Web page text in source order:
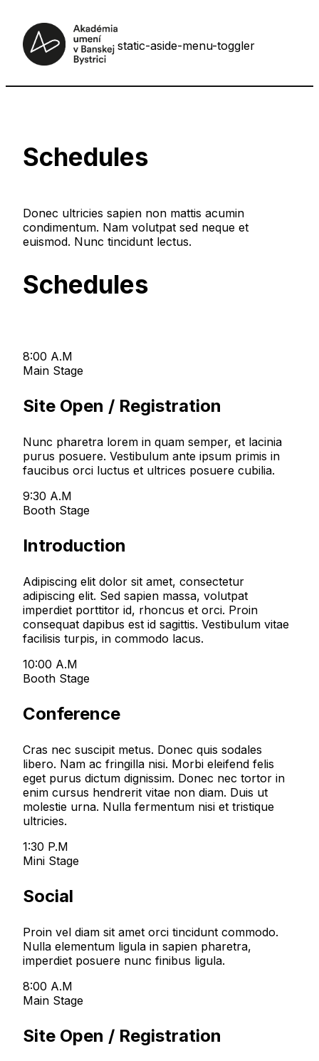
static-aside-menu-toggler
Schedules
Donec ultricies sapien non mattis acumin
condimentum. Nam volutpat sed neque et
euismod. Nunc tincidunt lectus.
Schedules
8:00 A.M
Main Stage
Site Open / Registration
Nunc pharetra lorem in quam semper, et lacinia
purus posuere. Vestibulum ante ipsum primis in
faucibus orci luctus et ultrices posuere cubilia.
9:30 A.M
Booth Stage
Introduction
Adipiscing elit dolor sit amet, consectetur
adipiscing elit. Sed sapien massa, volutpat
imperdiet porttitor id, rhoncus et orci. Proin
consequat dapibus est id sagittis. Vestibulum vitae
facilisis turpis, in commodo lacus.
10:00 A.M
Booth Stage
Conference
Cras nec suscipit metus. Donec quis sodales
libero. Nam ac fringilla nisi. Morbi eleifend felis
eget purus dictum dignissim. Donec nec tortor in
enim cursus hendrerit vitae non diam. Duis ut
molestie urna. Nulla fermentum nisi et tristique
ultricies.
1:30 P.M
Mini Stage
Social
Proin vel diam sit amet orci tincidunt commodo.
Nulla elementum ligula in sapien pharetra,
imperdiet posuere nunc finibus ligula.
8:00 A.M
Main Stage
Site Open / Registration